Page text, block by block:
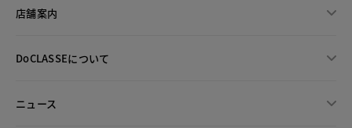
店舗案内
DoCLASSEについて
ニュース